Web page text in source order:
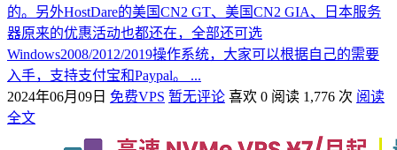
的。另外HostDare的美国CN2 GT、美国CN2 GIA、日本服务
器原来的优惠活动也都还在，全部还可选
Windows2008/2012/2019操作系统，大家可以根据自己的需要
入手，支持支付宝和Paypal。 ...
2024年06月09日 免费VPS 暂无评论 喜欢 0 阅读 1,776 次 阅读
全文